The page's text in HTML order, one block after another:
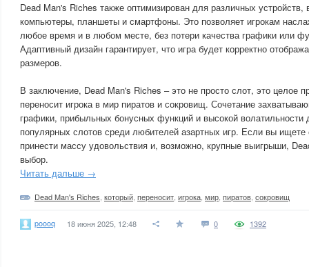
Dead Man's Riches также оптимизирован для различных
компьютеры, планшеты и смартфоны. Это позволяет игрокам
любое время и в любом месте, без потери качества графики или
Адаптивный дизайн гарантирует, что игра будет корректно
размеров.
В заключение, Dead Man's Riches – это не просто слот, это целое
переносит игрока в мир пиратов и сокровищ. Сочетание
графики, прибыльных бонусных функций и высокой
популярных слотов среди любителей азартных игр. Если вы
принести массу удовольствия и, возможно, крупные выигрыши,
выбор.
Читать дальше →
Dead Man's Riches который переносит игрока мир пиратов сокровищ
poooq 18 июня 2025, 12:48 0 1392